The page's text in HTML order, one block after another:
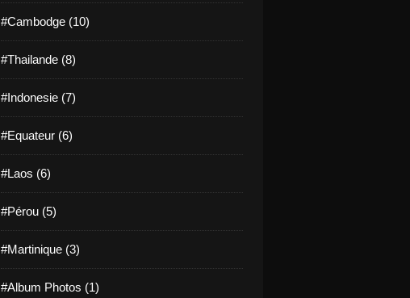
#Cambodge (10)
#Thailande (8)
#Indonesie (7)
#Equateur (6)
#Laos (6)
#Pérou (5)
#Martinique (3)
#Album Photos (1)